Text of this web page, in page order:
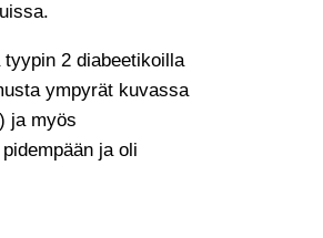
2 diabeetikoilla
ympyrät kuvassa
ja myös
ja oli